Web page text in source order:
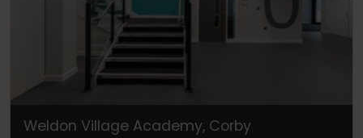
Weldon Village Academy, Corby